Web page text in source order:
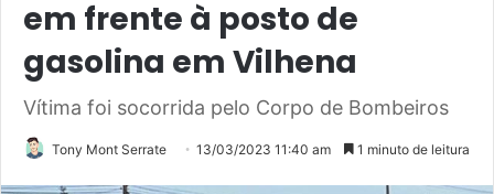
em frente à posto de
gasolina em Vilhena
Vítima foi socorrida pelo Corpo de Bombeiros
Tony Mont Serrate 13/03/2023 11:40 am 1 minuto de leitura